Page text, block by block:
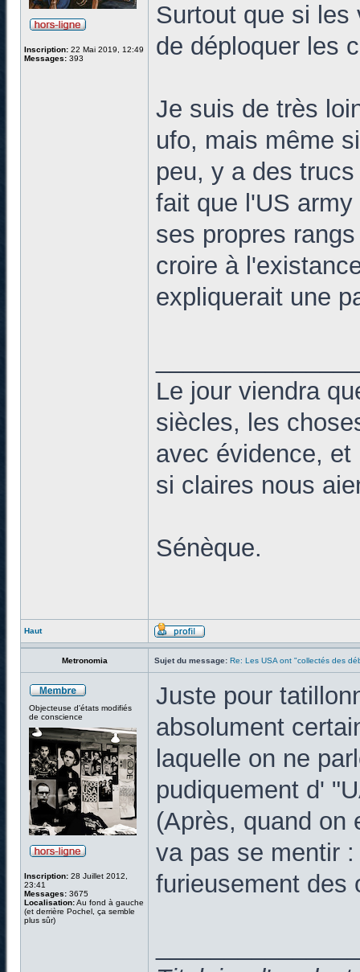
Inscription: 22 Mai 2019, 12:49
Messages: 393
Surtout que si
de déploquer les
Je suis de très
ufo, mais même
peu, y a des
fait que l'US
ses propres
croire à
expliquerait une
Le jour viendra
siècles, les
avec évidence,
si claires nous
Sénèque.
Haut
Metronomia Sujet du message: Re: Les USA ont "collectés des
Objecteuse d'états modifiés
de conscience
Inscription: 28 Juillet 2012,
23:41
Messages: 3675
Localisation:Au fond à gauche
(et derrière Pochel, ça semble
plus sûr)
Juste pour
absolument
laquelle on ne
pudiquement d'
(Après, quand on
va pas se mentir
furieusement des